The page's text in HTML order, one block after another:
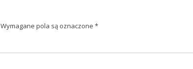
Wymagane pola są oznaczone *